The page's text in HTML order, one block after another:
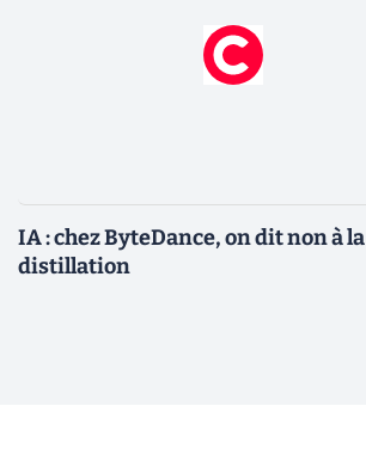
IA : chez ByteDance, on dit non à la
distillation